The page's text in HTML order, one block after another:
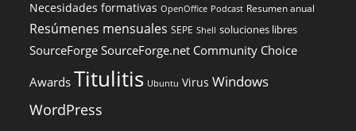
Necesidades formativas OpenOffice Podcast Resumen anual
Resúmenes mensuales SEPE Shell soluciones libres
SourceForge SourceForge.net Community Choice
Awards Titulitis Ubuntu Virus Windows
WordPress